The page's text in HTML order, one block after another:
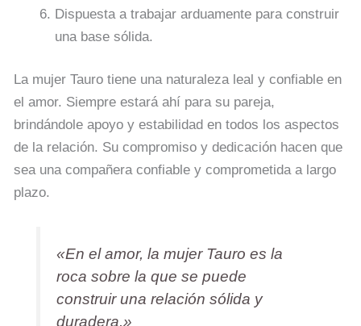
Dispuesta a trabajar arduamente para construir
una base sólida.
La mujer Tauro tiene una naturaleza leal y confiable en
el amor. Siempre estará ahí para su pareja,
brindándole apoyo y estabilidad en todos los aspectos
de la relación. Su compromiso y dedicación hacen que
sea una compañera confiable y comprometida a largo
plazo.
«En el amor, la mujer Tauro es la
roca sobre la que se puede
construir una relación sólida y
duradera.»